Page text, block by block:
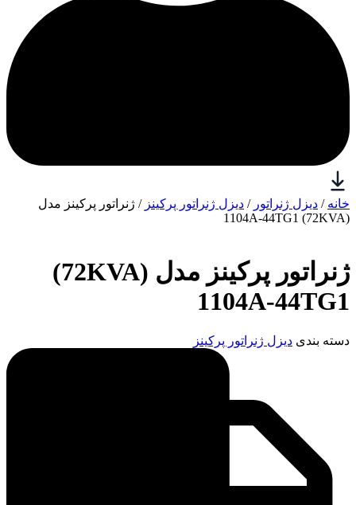
خانه / دیزل ژنراتور / دیزل ژنراتور پرکینز / ژنراتور پرکینز مدل
(72KVA) 1104A-44TG1
ژنراتور پرکینز مدل (72KVA)
1104A-44TG1
دسته بندی دیزل ژنراتور پرکینز